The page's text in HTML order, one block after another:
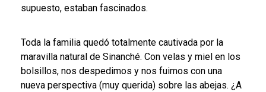
supuesto, estaban fascinados.
Toda la familia quedó totalmente cautivada por la
maravilla natural de Sinanché. Con velas y miel en los
bolsillos, nos despedimos y nos fuimos con una
nueva perspectiva (muy querida) sobre las abejas. ¿A